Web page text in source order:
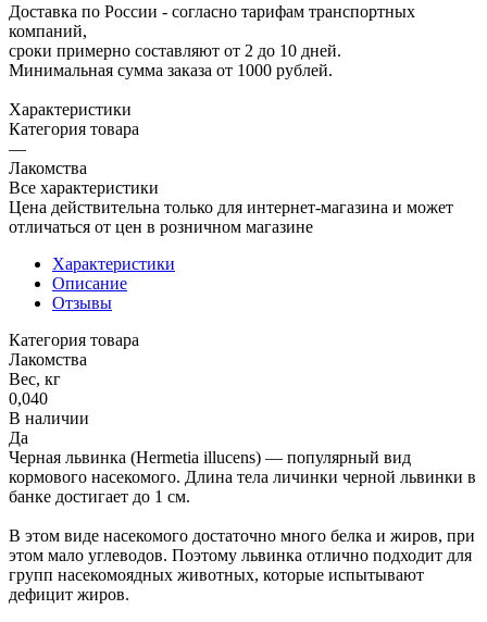
Доставка по России - согласно тарифам транспортных
компаний,
сроки примерно составляют от 2 до 10 дней.
Минимальная сумма заказа от 1000 рублей.
Характеристики
Категория товара
—
Лакомства
Все характеристики
Цена действительна только для интернет-магазина и может
отличаться от цен в розничном магазине
Характеристики
Описание
Отзывы
Категория товара
Лакомства
Вес, кг
0,040
В наличии
Да
Черная львинка (Hermetia illucens) — популярный вид
кормового насекомого. Длина тела личинки черной львинки в
банке достигает до 1 см.
В этом виде насекомого достаточно много белка и жиров, при
этом мало углеводов. Поэтому львинка отлично подходит для
групп насекомоядных животных, которые испытывают
дефицит жиров.